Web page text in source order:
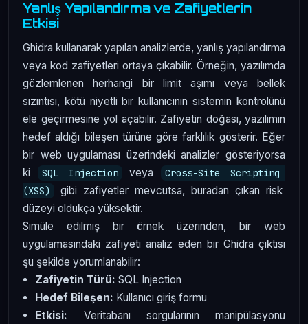
Yanlış Yapılandırma ve Zafiyetlerin
Etkisi
Ghidra kullanarak yapılan analizlerde, yanlış yapılandırma
veya kod zafiyetleri ortaya çıkabilir. Örneğin, yazılımda
gözlemlenen herhangi bir limit aşımı veya bellek
sızıntısı, kötü niyetli bir kullanıcının sistemin kontrolünü
ele geçirmesine yol açabilir. Zafiyetin doğası, yazılımın
hedef aldığı bileşen türüne göre farklılık gösterir. Eğer
bir web uygulaması üzerindeki analizler gösteriyorsa
ki
SQL Injection veya
Cross-Site Scripting
(XSS)
gibi zafiyetler mevcutsa, buradan çıkan risk
düzeyi oldukça yüksektir.
Simüle edilmiş bir örnek üzerinden, bir web
uygulamasındaki zafiyeti analiz eden bir Ghidra çıktısı
şu şekilde yorumlanabilir:
Zafiyetin Türü: SQL Injection
Hedef Bileşen: Kullanıcı giriş formu
Etkisi: Veritabanı sorgularının manipülasyonu